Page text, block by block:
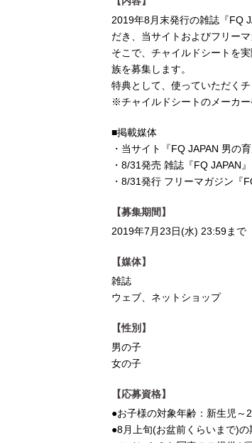
2019年8月末発行の雑誌『FQ
だき、当サイトおよびフリー
そこで、チャイルドシートを
族を募集します。
特典として、使っていただく
※チャイルドシートのメーカー
■掲載媒体
・当サイト『FQ JAPAN 男の育
・8/31発売 雑誌『FQ JAPAN
・8/31発行 フリーマガジン『
【募集期間】
2019年7月23日(水) 23:59まで
【媒体】
雑誌
ウェブ、ネットショップ
【性別】
男の子
女の子
【応募資格】
●お子様の対象年齢：新生児～
●8月上旬(お盆前くらいまで)